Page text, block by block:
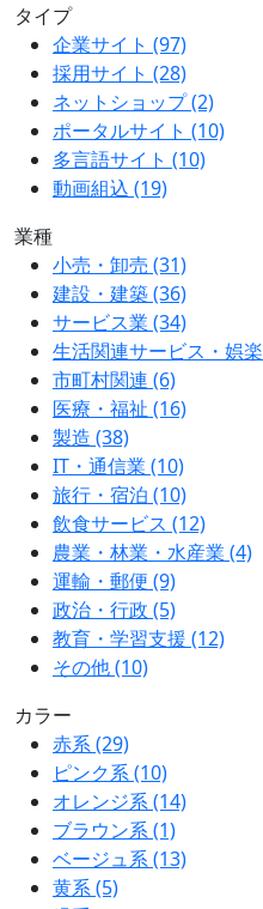
タイプ
企業サイト (97)
採用サイト (28)
ネットショップ(2)
ポータルサイト (10)
多言語サイト (10)
動画組込 (19)
業種
小売・卸売 (31)
建設・建築(36)
サービス業 (34)
生活関連サービス・娯楽
市町村関連 (6)
医療・福祉 (16)
製造 (38)
IT・通信業 (10)
旅行・宿泊 (10)
飲食サービス (12)
農業・林業・水産業 (4)
運輸・郵便 (9)
政治・行政 (5)
教育・学習支援 (12)
その他(10)
カラー
赤系(29)
ピンク系(10)
オレンジ系(14)
ブラウン系(1)
ベージュ系(13)
黄系(5)